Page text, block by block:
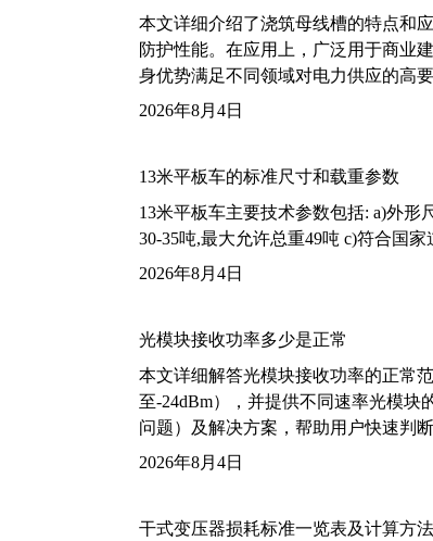
本文详细介绍了浇筑母线槽的特点和
防护性能。在应用上，广泛用于商业
身优势满足不同领域对电力供应的高
2026年8月4日
13米平板车的标准尺寸和载重参数
13米平板车主要技术参数包括: a)外形
30-35吨,最大允许总重49吨 c)符合国
2026年8月4日
光模块接收功率多少是正常
本文详细解答光模块接收功率的正常
至-24dBm），并提供不同速率光模
问题）及解决方案，帮助用户快速判
2026年8月4日
干式变压器损耗标准一览表及计算方法